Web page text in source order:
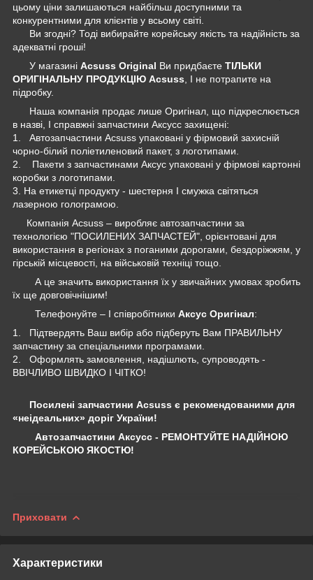
цьому ціни залишаються найбільш доступними та
конкурентними для клієнтів у всьому світі.
Ви згодні? Тоді вибирайте корейську якість та надійність за
адекватні гроші!
У магазині Acsuss Original Ви придбаєте ТІЛЬКИ
ОРИГІНАЛЬНУ ПРОДУКЦІЮ Acsuss , І не потрапите на
підробку.
Наша компанія продає лише Оригінал, що підкреслюється
в назві, І справжні запчастини Аксусс захищені:
1. Автозапчастини Acsuss упаковані у фірмовий захисній
чорно-білий поліетиленовий пакет, з логотипами.
2. Пакети з запчастинами Аксус упаковані у фірмові картонні
коробки з логотипами.
3. На етикетці продукту - шестерня І смужка світяться
лазерною голограмою.
Компанія Acsuss – виробляє автозапчастини за
технологією "ПОСИЛЕНИХ ЗАПЧАСТЕЙ", орієнтовані для
використання в регіонах з поганими дорогами, бездоріжжям, у
гірській місцевості, на військовій техніці тощо.
А це значить використання їх у звичайних умовах зробить
їх ще довговічнішим!
Телефонуйте – І співробітники Аксус Оригінал:
1. Підтвердять Ваш вибір або підберуть Вам ПРАВИЛЬНУ
запчастину за спеціальними програмами.
2. Оформлять замовлення, надішлють, супроводять -
ВВІЧЛИВО ШВИДКО І ЧІТКО!
Посилені запчастини Acsuss є рекомендованими для
«неідеальних» доріг України!
Автозапчастини Аксусс - РЕМОНТУЙТЕ НАДІЙНОЮ
КОРЕЙСЬКОЮ ЯКОСТЮ!
Приховати
Характеристики